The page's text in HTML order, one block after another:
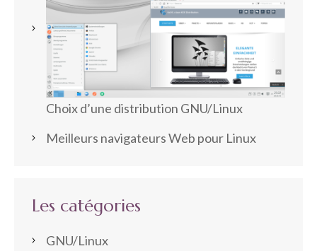
Choix d’une distribution GNU/Linux
Meilleurs navigateurs Web pour Linux
Les catégories
GNU/Linux